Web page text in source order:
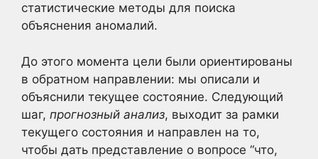
статистические методы для поиска
объяснения аномалий.
До этого момента цели были ориентированы
в обратном направлении: мы описали и
объяснили текущее состояние. Следующий
шаг, прогнозный анализ, выходит за рамки
текущего состояния и направлен на то,
чтобы дать представление о вопросе “что,